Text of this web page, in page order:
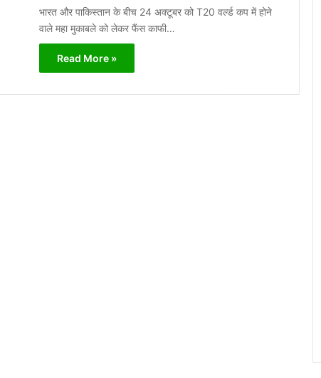
भारत और पाकिस्तान के बीच 24 अक्टूबर को T20 वर्ल्ड कप में होने
वाले महा मुकाबले को लेकर फैंस काफी…
Read More »